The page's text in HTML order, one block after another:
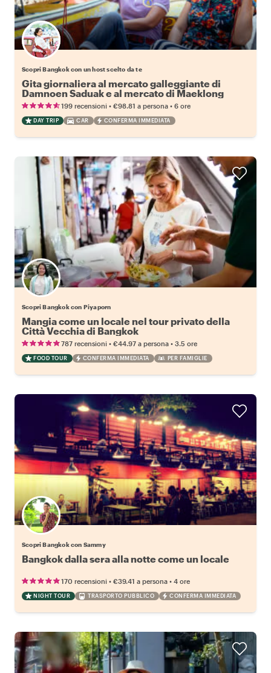
Scegli il tuo local preferito
Scopri Bangkok con un host scelto da te
Gita giornaliera al mercato galleggiante di
Damnoen Saduak e al mercato di Maeklong
199 recensioni • €98.81 a persona • 6 ore
DAY TRIP CAR CONFERMA IMMEDIATA
Scopri Bangkok con Piyaporn
Mangia come un locale nel tour privato della
Città Vecchia di Bangkok
787 recensioni • €44.97 a persona • 3.5 ore
FOOD TOUR CONFERMA IMMEDIATA PER FAMIGLIE
Scopri Bangkok con Sammy
Bangkok dalla sera alla notte come un locale
170 recensioni • €39.41 a persona • 4 ore
NIGHT TOUR TRASPORTO PUBBLICO CONFERMA IMMEDIATA